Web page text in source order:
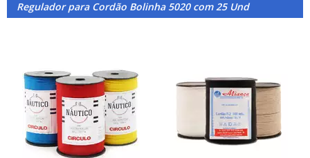
Regulador para Cordão Bolinha 5020 com 25 Und